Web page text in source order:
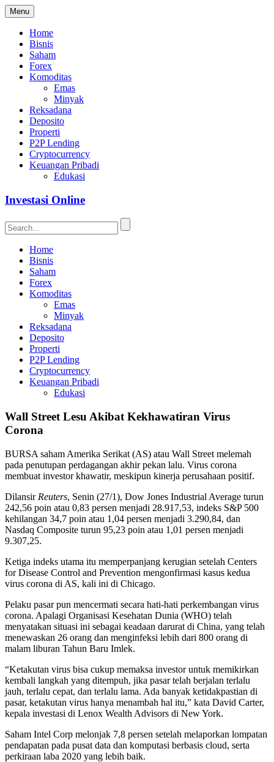
Menu
Home
Bisnis
Saham
Forex
Komoditas
Emas
Minyak
Reksadana
Deposito
Properti
P2P Lending
Cryptocurrency
Keuangan Pribadi
Edukasi
Investasi Online
Home
Bisnis
Saham
Forex
Komoditas
Emas
Minyak
Reksadana
Deposito
Properti
P2P Lending
Cryptocurrency
Keuangan Pribadi
Edukasi
Wall Street Lesu Akibat Kekhawatiran Virus
Corona
BURSA saham Amerika Serikat (AS) atau Wall Street melemah
pada penutupan perdagangan akhir pekan lalu. Virus corona
membuat investor khawatir, meskipun kinerja perusahaan positif.
DilansirReuters, Senin (27/1), Dow Jones Industrial Average turun
242,56 poin atau 0,83 persen menjadi 28.917,53, indeks S&P 500
kehilangan 34,7 poin atau 1,04 persen menjadi 3.290,84, dan
Nasdaq Composite turun 95,23 poin atau 1,01 persen menjadi
9.307,25.
Ketiga indeks utama itu memperpanjang kerugian setelah Centers
for Disease Control and Prevention mengonfirmasi kasus kedua
virus corona di AS, kali ini di Chicago.
Pelaku pasar pun mencermati secara hati-hati perkembangan virus
corona. Apalagi Organisasi Kesehatan Dunia (WHO) telah
menyatakan situasi ini sebagai keadaan darurat di China, yang telah
menewaskan 26 orang dan menginfeksi lebih dari 800 orang di
malam liburan Tahun Baru Imlek.
“Ketakutan virus bisa cukup memaksa investor untuk memikirkan
kembali langkah yang ditempuh, jika pasar telah berjalan terlalu
jauh, terlalu cepat, dan terlalu lama. Ada banyak ketidakpastian di
pasar, ketakutan virus hanya menambah hal itu,” kata David Carter,
kepala investasi di Lenox Wealth Advisors di New York.
Saham Intel Corp melonjak 7,8 persen setelah melaporkan lompatan
pendapatan pada pusat data dan komputasi berbasis cloud, serta
perkiraan laba 2020 yang lebih baik.